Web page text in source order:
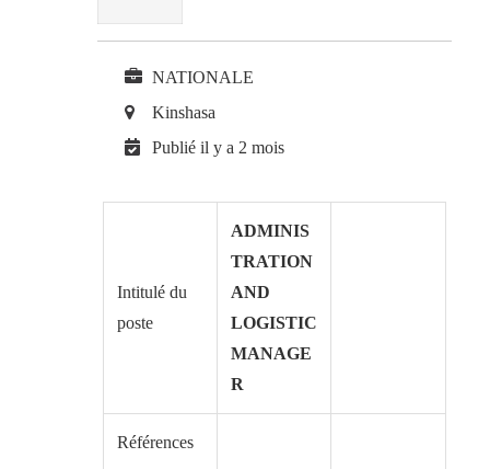
NATIONALE
Kinshasa
Publié il y a 2 mois
Intitulé du
poste
ADMINIS
TRATION
AND
LOGISTIC
MANAGE
R
Références